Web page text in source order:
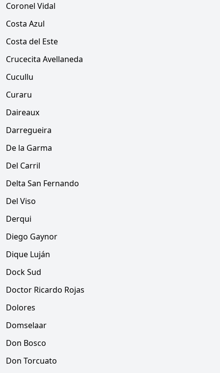
Coronel Vidal
Costa Azul
Costa del Este
Crucecita Avellaneda
Cucullu
Curaru
Daireaux
Darregueira
De la Garma
Del Carril
Delta San Fernando
Del Viso
Derqui
Diego Gaynor
Dique Luján
Dock Sud
Doctor Ricardo Rojas
Dolores
Domselaar
Don Bosco
Don Torcuato